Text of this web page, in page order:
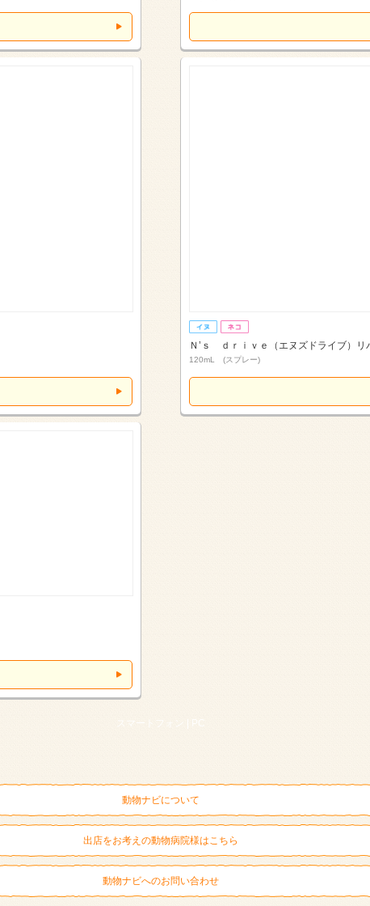
Ｎ’ｓ ｄｒｉｖｅ（エヌズドライブ）リ
120mL (スプレー)
スマートフォン | PC
動物ナビについて
出店をお考えの動物病院様はこちら
動物ナビへのお問い合わせ